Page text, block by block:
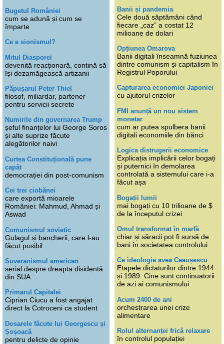
Bugetul României
cum se adună și cum se
împarte
Ce e sionismul?
Mitul Diasporei
devenită reacționară, contină să
își dezamăgească artizanii
Păpușarul Peter Thiel
filosof, miliardar, partener
pentru servicii secrete
Numirile din guvernarea Trump
șeful finanțelor lui George Soros
și alte suprize făcute
alegătorilor naivi
Curtea Constituțională pune
capăt
democrației din post-comunism
Cei trei ciobănei
care exportă mioarele
României: Mahmud, Ahmad și
Aswad
Comunismul sovietic
Gulagul și bancherii, care l-au
făcut posibil
Suveranismul american
serial despre dreapta disidentă
din SUA
Primarul Capitalei
Ciprian Ciucu a fost angajat
direct la Cotroceni ca student
Dosarele făcute lui Georgescu și
Șoșoacă
pentru delicte de opinie
Banii și pandemia
Cele două săptămâni când
fiecare „caz” a costat 12
milioane de dolari
Opțiunea Omarova
Banii digitali înseamnă fuziunea
dintre comunism și capitalism în
Registrul Poporului
Capturarea economiei Japoniei
cu ajutorul crizelor
FMI anunță un nou sistem
monetar
cum ar putea spulbera banii
digitali economiile din bănci
Logica distrugerii economice
Explicația implicării celor bogați
și puternici în demolarea
controlată a sistemului care i-a
făcut așa
Bogații lumii
mai bogați cu 10 trilioane de $
de la începutul crizei
Omul transformat în marfă
chiar și săracii pot fi sursă de
bani în societatea controlului
Ce ideologie avea Ceaușescu
Etapele dictaturilor dintre 1944
și 1989. Cine sunt continuatorii
de azi ai comunismului
Acum 2400 de ani
orchestrarea unei crize
alimentare
Rolul alternanței frică relaxare
în controlul populației